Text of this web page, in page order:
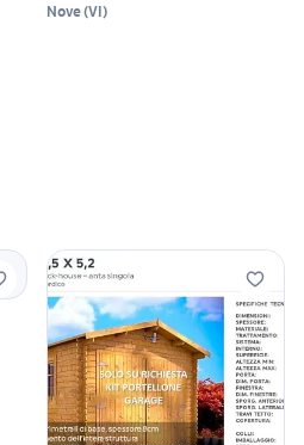
Nove(VI)